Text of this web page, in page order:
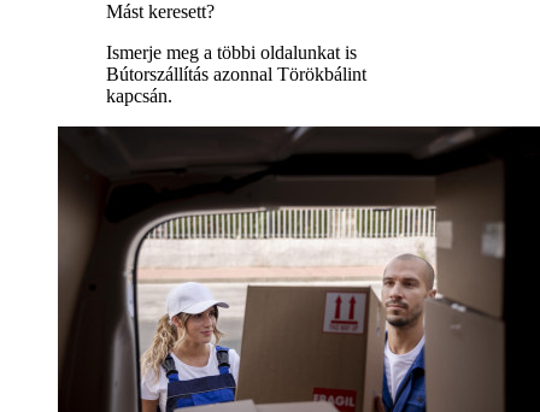
Mást keresett?
Ismerje meg a többi oldalunkat is
Bútorszállítás azonnal Törökbálint
kapcsán.